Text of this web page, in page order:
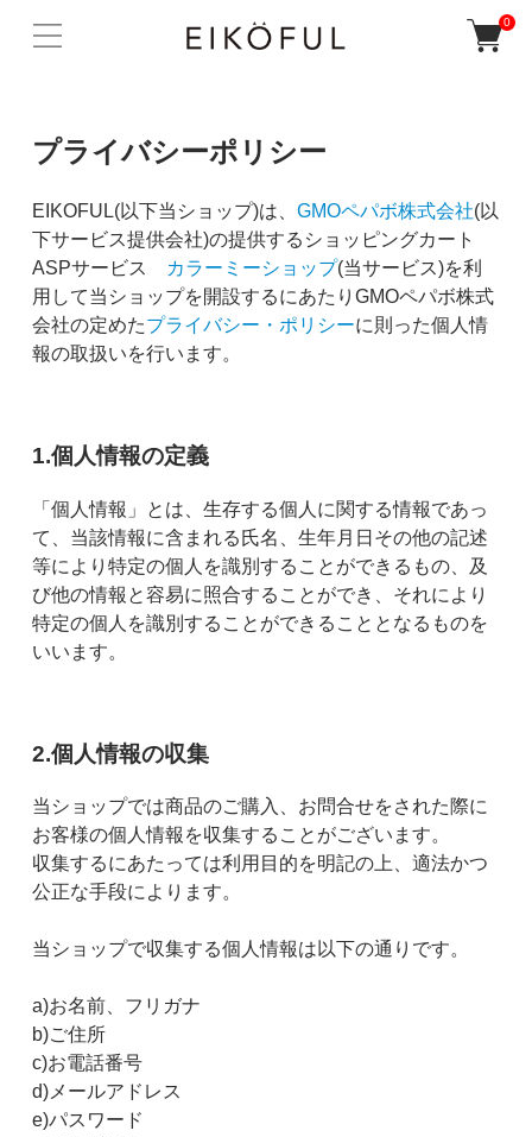
0
プライバシーポリシー
EIKOFUL(以下当ショップ)は、 GMOペパボ株式会社(以
下サービス提供会社)の提供するショッピングカート
ASPサービス
カラーミーショップ(当サービス)を利
用して当ショップを開設するにあたりGMOペパボ株式
会社の定めたプライバシー・ポリシーに則った個人情
報の取扱いを行います。
1.個人情報の定義
「個人情報」とは、生存する個人に関する情報であっ
て、当該情報に含まれる氏名、生年月日その他の記述
等により特定の個人を識別することができるもの、及
び他の情報と容易に照合することができ、それにより
特定の個人を識別することができることとなるものを
いいます。
2.個人情報の収集
当ショップでは商品のご購入、お問合せをされた際に
お客様の個人情報を収集することがございます。
収集するにあたっては利用目的を明記の上、適法かつ
公正な手段によります。
当ショップで収集する個人情報は以下の通りです。
a)お名前、フリガナ
b)ご住所
c)お電話番号
d)メールアドレス
e)パスワード